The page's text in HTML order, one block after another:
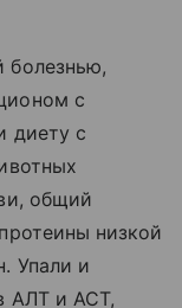
с
диету с
общий
низкой
Упали и
АЛТ и АСТ,